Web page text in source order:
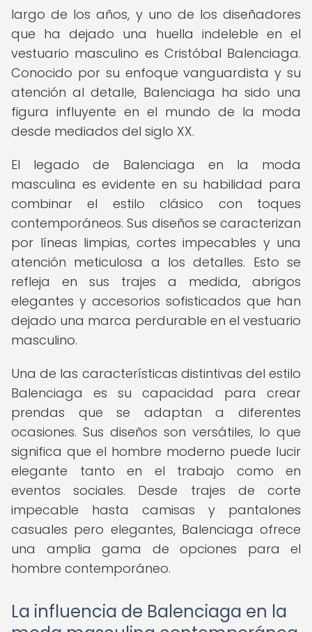
largo de los años, y uno de los diseñadores
que ha dejado una huella indeleble en el
vestuario masculino es Cristóbal Balenciaga.
Conocido por su enfoque vanguardista y su
atención al detalle, Balenciaga ha sido una
figura influyente en el mundo de la moda
desde mediados del siglo XX.
El legado de Balenciaga en la moda
masculina es evidente en su habilidad para
combinar el estilo clásico con toques
contemporáneos. Sus diseños se caracterizan
por líneas limpias, cortes impecables y una
atención meticulosa a los detalles. Esto se
refleja en sus trajes a medida, abrigos
elegantes y accesorios sofisticados que han
dejado una marca perdurable en el vestuario
masculino.
Una de las características distintivas del estilo
Balenciaga es su capacidad para crear
prendas que se adaptan a diferentes
ocasiones. Sus diseños son versátiles, lo que
significa que el hombre moderno puede lucir
elegante tanto en el trabajo como en
eventos sociales. Desde trajes de corte
impecable hasta camisas y pantalones
casuales pero elegantes, Balenciaga ofrece
una amplia gama de opciones para el
hombre contemporáneo.
La influencia de Balenciaga en la